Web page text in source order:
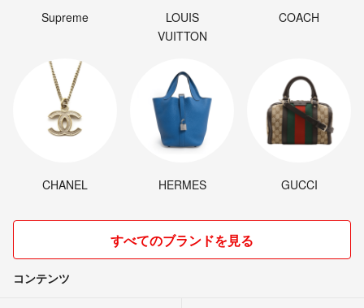
Supreme
LOUIS
VUITTON
COACH
CHANEL HERMES GUCCI
すべてのブランドを見る
コンテンツ